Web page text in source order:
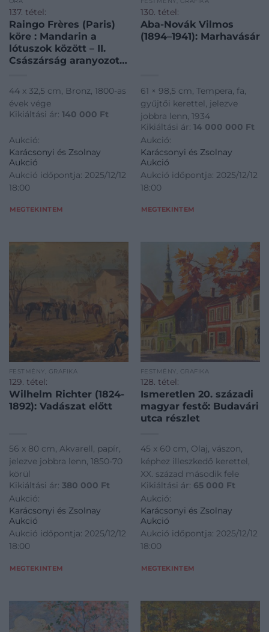
137. tétel:
Raingo Frères (Paris)
köre : Mandarin a
lótuszok között – II.
Császárság aranyozott
44 x 32,5 cm, Bronz, 1800-as
évek vége
Kikiáltási ár: 140 000 Ft
Aukció:
Karácsonyi és Zsolnay
Aukció
Aukció időpontja: 2025/12/12
18:00
MEGTEKINTEM
130. tétel:
Aba-Novák Vilmos
(1894–1941): Marhavásár
61 × 98,5 cm, Tempera, fa,
gyűjtői kerettel, jelezve
jobbra lenn, 1934
Kikiáltási ár: 14 000 000 Ft
Aukció:
Karácsonyi és Zsolnay
Aukció
Aukció időpontja: 2025/12/12
18:00
MEGTEKINTEM
FESTMÉNY, GRAFIKA
129. tétel:
Wilhelm Richter (1824-
1892): Vadászat előtt
56 x 80 cm, Akvarell, papír,
jelezve jobbra lenn, 1850-70
körül
Kikiáltási ár: 380 000 Ft
Aukció:
Karácsonyi és Zsolnay
Aukció
Aukció időpontja: 2025/12/12
18:00
MEGTEKINTEM
FESTMÉNY, GRAFIKA
128. tétel:
Ismeretlen 20. századi
magyar festő: Budavári
utca részlet
45 x 60 cm, Olaj, vászon,
képhez illeszkedő kerettel,
XX. század második fele
Kikiáltási ár: 65 000 Ft
Aukció:
Karácsonyi és Zsolnay
Aukció
Aukció időpontja: 2025/12/12
18:00
MEGTEKINTEM